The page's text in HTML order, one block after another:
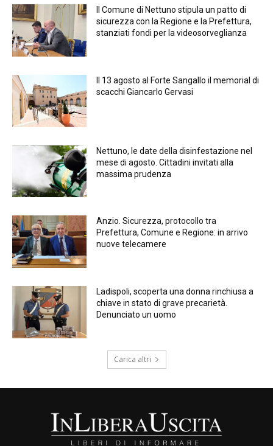
Il Comune di Nettuno stipula un patto di
sicurezza con la Regione e la Prefettura,
stanziati fondi per la videosorveglianza
Il 13 agosto al Forte Sangallo il memorial di
scacchi Giancarlo Gervasi
Nettuno, le date della disinfestazione nel
mese di agosto. Cittadini invitati alla
massima prudenza
Anzio. Sicurezza, protocollo tra
Prefettura, Comune e Regione: in arrivo
nuove telecamere
Ladispoli, scoperta una donna rinchiusa a
chiave in stato di grave precarietà.
Denunciato un uomo
Carica altri